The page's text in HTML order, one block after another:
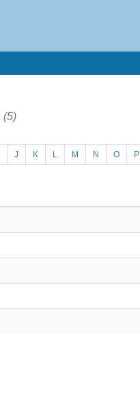
(5)
J K L M N O P